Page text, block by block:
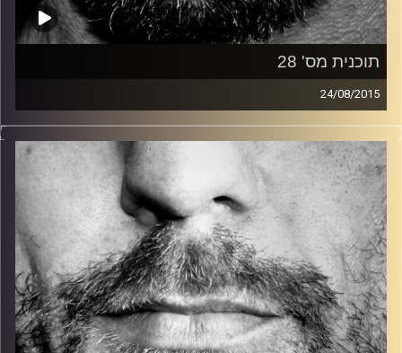
תוכנית מס' 28
24/08/2015
זיפים, מוזיקה מחוספסת של הופעות חיות. הרבה ג'אם, רוק,
בלוז, bluegrass, ג'אז, Fאנק, פרוגרסיב ואפילו אלקטרוניקה.
כל מה שחי, אמיתי ונושם.
עם שמוליק רגב.
קרדיט תמונות: David Goehring